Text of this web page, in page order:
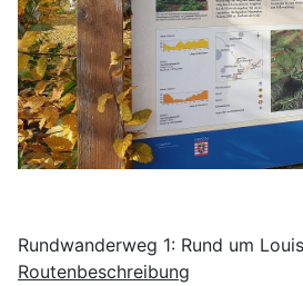
Rundwanderweg 1: Rund um
Routenbeschreibung